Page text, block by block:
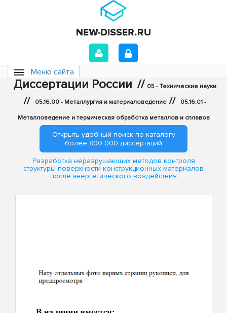
Меню сайта
Диссертации России // 05 - Технические науки
// 05.16.00 - Металлургия и материаловедение // 05.16.01 -
Металловедение и термическая обработка металлов и сплавов
Открыть удобный поиск по каталогу
более 800 000 диссертаций
Разработка неразрушающих методов контроля
структуры поверхности конструкционных материалов
после энергетического воздействия